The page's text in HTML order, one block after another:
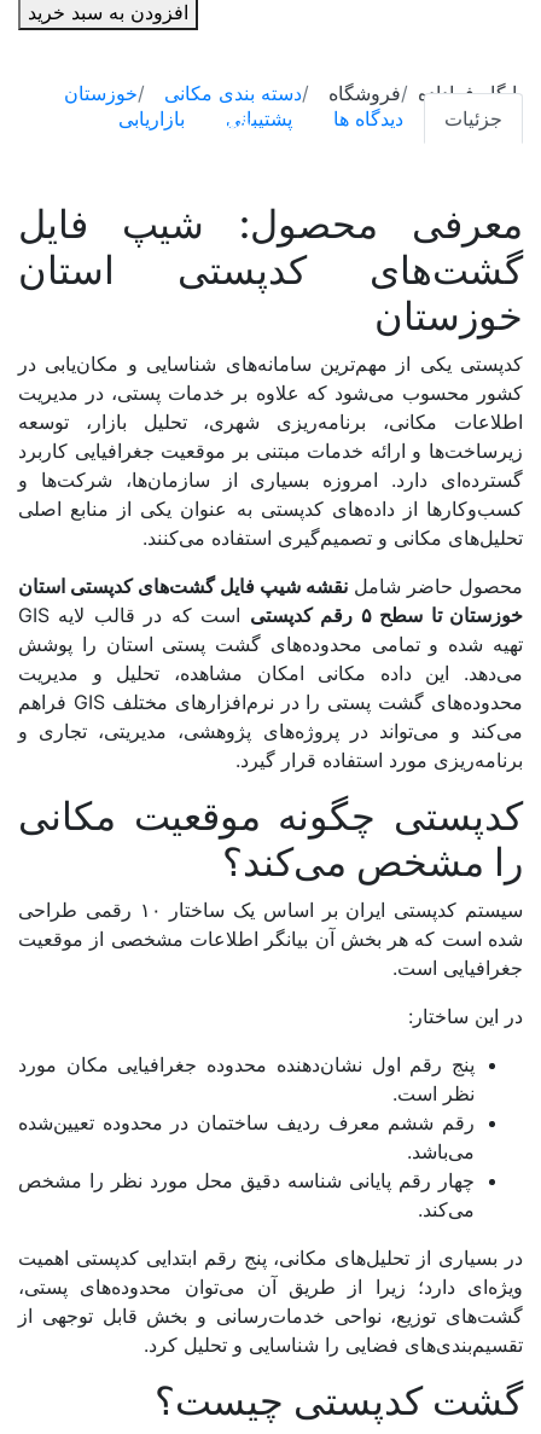
نقشه
گزارش
ایران
آذربایجان شرقی
آذربایجان غربی
اردبیل
اصفهان
البرز
ایلام
بوشهر
تهران
چهارمحال و بختیاری
خراسان جنوبی
خراسان رضوی
زنجان
سمنان
قزوین
کردستان
کرمان
خوزستان
و
کدهای
GIS
عدد
افزودن به سبد خرید
پایگاه فراداده فروشگاه دسته بندی مکانی
خوزستان
جزئیات
دیدگاه ها پشتیبانی بازاریابی
معرفی محصول: شیپ فایل
گشت‌های کدپستی استان
خوزستان
کدپستی یکی از مهم‌ترین سامانه‌های شناسایی و مکان‌یابی در
کشور محسوب می‌شود که علاوه بر خدمات پستی، در مدیریت
اطلاعات مکانی، برنامه‌ریزی شهری، تحلیل بازار، توسعه
زیرساخت‌ها و ارائه خدمات مبتنی بر موقعیت جغرافیایی کاربرد
گسترده‌ای دارد. امروزه بسیاری از سازمان‌ها، شرکت‌ها و
کسب‌وکارها از داده‌های کدپستی به عنوان یکی از منابع اصلی
تحلیل‌های مکانی و تصمیم‌گیری استفاده می‌کنند.
محصول حاضر شامل نقشه شیپ فایل گشت‌های کدپستی استان
خوزستان تا سطح ۵ رقم کدپستی
است که در قالب لایه GIS
تهیه شده و تمامی محدوده‌های گشت پستی استان را پوشش
می‌دهد. این داده مکانی امکان مشاهده، تحلیل و مدیریت
محدوده‌های گشت پستی را در نرم‌افزارهای مختلف GIS فراهم
می‌کند و می‌تواند در پروژه‌های پژوهشی، مدیریتی، تجاری و
برنامه‌ریزی مورد استفاده قرار گیرد.
کدپستی چگونه موقعیت مکانی
را مشخص می‌کند؟
سیستم کدپستی ایران بر اساس یک ساختار ۱۰ رقمی طراحی
شده است که هر بخش آن بیانگر اطلاعات مشخصی از موقعیت
جغرافیایی است.
در این ساختار:
پنج رقم اول نشان‌دهنده محدوده جغرافیایی مکان مورد
نظر است.
رقم ششم معرف ردیف ساختمان در محدوده تعیین‌شده
می‌باشد.
چهار رقم پایانی شناسه دقیق محل مورد نظر را مشخص
می‌کند.
در بسیاری از تحلیل‌های مکانی، پنج رقم ابتدایی کدپستی اهمیت
ویژه‌ای دارد؛ زیرا از طریق آن می‌توان محدوده‌های پستی،
گشت‌های توزیع، نواحی خدمات‌رسانی و بخش قابل توجهی از
تقسیم‌بندی‌های فضایی را شناسایی و تحلیل کرد.
گشت کدپستی چیست؟